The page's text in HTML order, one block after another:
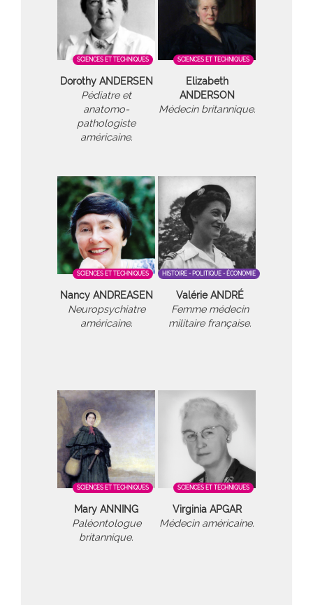
SCIENCES ET TECHNIQUES
Dorothy ANDERSEN
Pédiatre et
anatomo-
pathologiste
américaine.
SCIENCES ET TECHNIQUES
Elizabeth
ANDERSON
Médecin britannique.
SCIENCES ET TECHNIQUES
Nancy ANDREASEN
Neuropsychiatre
américaine.
HISTOIRE - POLITIQUE - ÉCONOMIE
Valérie ANDRÉ
Femme médecin
militaire française.
SCIENCES ET TECHNIQUES
Mary ANNING
Paléontologue
britannique.
SCIENCES ET TECHNIQUES
Virginia APGAR
Médecin américaine.